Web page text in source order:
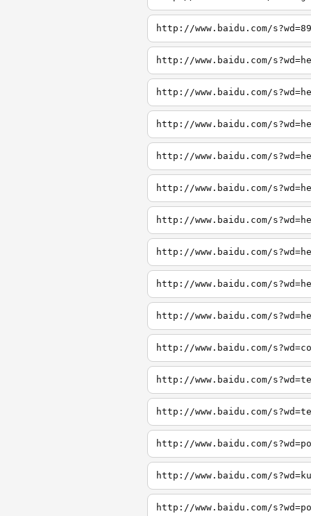
http://www.baidu.com/
http://www.baidu.com/
http://www.baidu.com/
http://www.baidu.com/
http://www.baidu.com/
http://www.baidu.com/
http://www.baidu.com/
http://www.baidu.com/
http://www.baidu.com/
http://www.baidu.com/
http://www.baidu.com/
http://www.baidu.com/
http://www.baidu.com/
http://www.baidu.com/
http://www.baidu.com/
http://www.baidu.com/